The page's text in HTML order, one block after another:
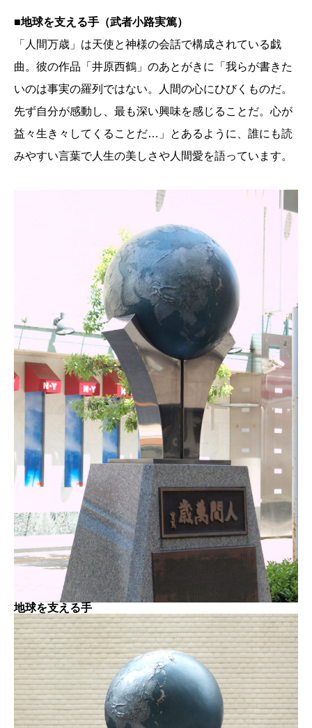
■地球を支える手（武者小路実篤）
「人間万歳」は天使と神様の会話で構成されている戯
曲。彼の作品「井原西鶴」のあとがきに「我らが書きた
いのは事実の羅列ではない。人間の心にひびくものだ。
先ず自分が感動し、最も深い興味を感じることだ。心が
益々生き々してくることだ…」とあるように、誰にも読
みやすい言葉で人生の美しさや人間愛を語っています。
地球を支える手